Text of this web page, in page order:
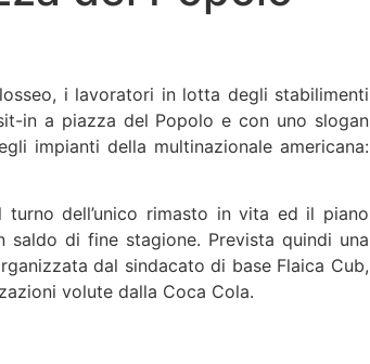
i lavoratori in lotta degli stabilimenti
in a piazza del Popolo e con uno slogan
impianti della multinazionale americana:
dell’unico rimasto in vita ed il piano
di fine stagione. Prevista quindi una
dal sindacato di base Flaica Cub,
volute dalla Coca Cola.